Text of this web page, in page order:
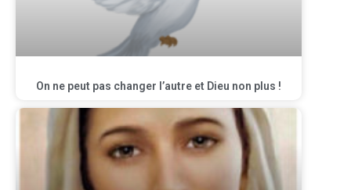
On ne peut pas changer l’autre et Dieu non plus !